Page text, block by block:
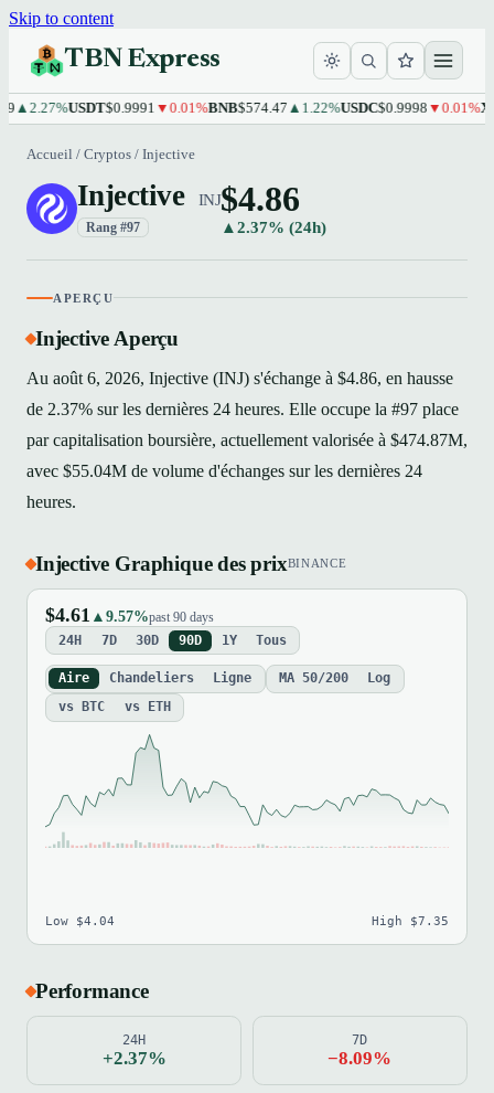
Skip to content
TBN Express
USDT$0.9991▼0.01%BNB$574.47▲1.22%USDC$0.9998▼0.01%XRP
Accueil / Cryptos / Injective
Injective INJ
Rang #97
$4.86
▲2.37% (24h)
APERÇU
Injective Aperçu
Au août 6, 2026, Injective (INJ) s'échange à $4.86, en hausse
de 2.37% sur les dernières 24 heures. Elle occupe la #97 place
par capitalisation boursière, actuellement valorisée à $474.87M,
avec $55.04M de volume d'échanges sur les dernières 24
heures.
Injective Graphique des prixBINANCE
$4.61 ▲9.57%past 90 days
24H 7D 30D 90D 1Y Tous
Aire Chandeliers Ligne MA 50/200
Log
vs BTC
vs ETH
Low $4.04 High $7.35
Performance
24H
+2.37%
7D
−8.09%